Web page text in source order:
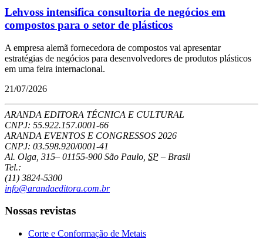
Lehvoss intensifica consultoria de negócios em
compostos para o setor de plásticos
A empresa alemã fornecedora de compostos vai apresentar
estratégias de negócios para desenvolvedores de produtos plásticos
em uma feira internacional.
21/07/2026
ARANDA EDITORA TÉCNICA E CULTURAL
CNPJ: 55.922.157.0001-66
ARANDA EVENTOS E CONGRESSOS 2026
CNPJ: 03.598.920/0001-41
Al. Olga, 315– 01155-900 São Paulo SP – Brasil
Tel.:
(11) 3824-5300
info@arandaeditora.com.br
Nossas revistas
Corte e Conformação de Metais